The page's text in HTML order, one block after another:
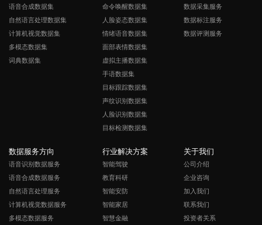
语音合成数据集
自然语言处理数据集
计算机视觉数据集
多模态数据集
词典数据集
命令唤醒数据集
人脸姿态数据集
情绪语音数据集
面部表情数据集
虚拟主播数据集
手语数据集
目标跟踪数据集
声纹识别数据集
人脸识别数据集
目标检测数据集
数据采集服务
数据标注服务
数据评测服务
数据服务方向
语音识别数据服务
语音合成数据服务
自然语言处理服务
计算机视觉数据服务
多模态数据服务
行业解决方案
智能驾驶
教育科研
智能安防
智能家居
智慧金融
关于我们
公司介绍
企业咨询
加入我们
联系我们
投资者关系